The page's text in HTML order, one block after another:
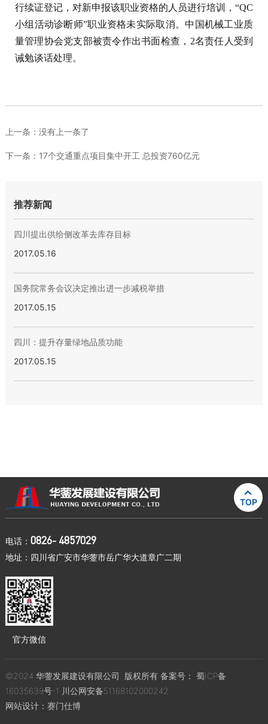
行续证登记，对新申报该职业资格的人员进行培训，“QC
小组活动诊断师”职业资格未实际取消。中国机械工业质
量管理协会党支部被责令作出书面检查，2名责任人受到
诫勉谈话处理。
上一条： 没有上一条了
下一条： 17个交通重点项目集中开工 总投资760亿元
推荐新闻
四川提出供给侧改革去库存目标
2017.05.16
国务院常务会议决定推出进一步减税举措
2017.05.15
四川：提升存量绿地品质功能
2017.05.15

TOP
电话： 0826- 4857029
地址：四川省广安市华蓥市岳广华大道章广二期
官方微信
©2024 华蓥发展建设有限公司. 版权所有 备案号： 蜀ICP备
16035639号-1 川公网安备51168102000242
网站设计： 赛门仕博